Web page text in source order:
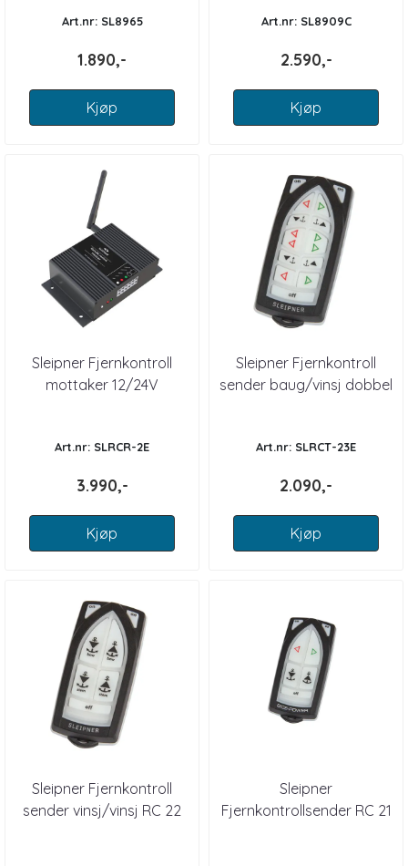
Art.nr: SL8965
1.890,-
Kjøp
Art.nr: SL8909C
2.590,-
Kjøp
Sleipner Fjernkontroll
mottaker 12/24V
Art.nr: SLRCR-2E
3.990,-
Kjøp
Sleipner Fjernkontroll
sender baug/vinsj dobbel
Art.nr: SLRCT-23E
2.090,-
Kjøp
Sleipner Fjernkontroll
sender vinsj/vinsj RC 22
Sleipner
Fjernkontrollsender RC 21